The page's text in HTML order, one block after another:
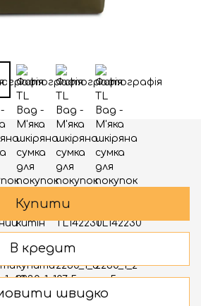
Купити
В кредит
швидко